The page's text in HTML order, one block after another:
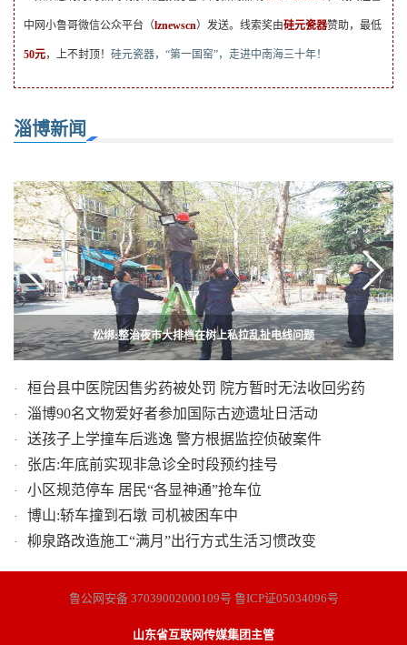
中网小鲁哥微信公众平台（lznewscn）发送。线索奖由硅元瓷器赞助，最低
50元，上不封顶！ 硅元瓷器，“第一国窑”，走进中南海三十年！
淄博新闻
张店试点新型非机动车停车区域 将要求共享单车使用电子围栏
松绑:整治夜市大排档在树上私拉乱扯电线问题
高新区火炬公园增添4只大白鹅
· 桓台县中医院因售劣药被处罚 院方暂时无法收回劣药
· 淄博90名文物爱好者参加国际古迹遗址日活动
· 送孩子上学撞车后逃逸 警方根据监控侦破案件
· 张店:年底前实现非急诊全时段预约挂号
· 小区规范停车 居民“各显神通”抢车位
· 博山:轿车撞到石墩 司机被困车中
· 柳泉路改造施工“满月”出行方式生活习惯改变
鲁公网安备 37039002000109号 鲁ICP证05034096号
山东省互联网传媒集团主管